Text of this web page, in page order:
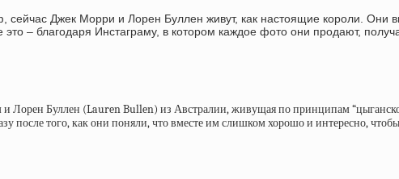
сейчас Джек Морри и Лорен Буллен живут, как настоящие короли. Они
– благодаря Инстаграму, в котором каждое фото они продают,
Буллен (Lauren Bullen) из Австралии, живущая по принципам
того, как они поняли, что вместе им слишком хорошо и интересно, чтобы